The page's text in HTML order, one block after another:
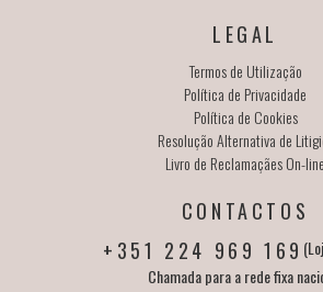
LEGAL
Termos de Utilização
Política de Privacidade
Política de Cookies
Resolução Alternativa de
Livro de Reclamaçães On-line
CONTACTOS
+351 224 969 169
Chamada para a rede fixa